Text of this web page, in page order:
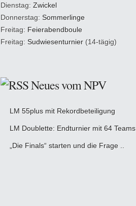
Dienstag: Zwickel
Donnerstag: Sommerlinge
Freitag: Feierabendboule
Freitag: Sudwiesenturnier (14-tägig)
Neues vom NPV
LM 55plus mit Rekordbeteiligung
LM Doublette: Endturnier mit 64 Teams
„Die Finals“ starten und die Frage ..